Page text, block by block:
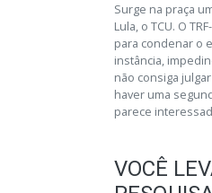
Surge na praça
Lula, o TCU. O
para condenar o
instância,
não consiga
haver uma
parece
VOCÊ